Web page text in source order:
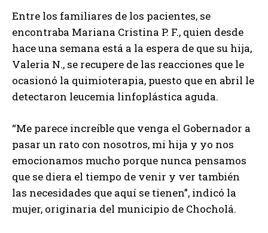
Entre los familiares de los pacientes, se
encontraba Mariana Cristina P. F., quien desde
hace una semana está a la espera de que su hija,
Valeria N., se recupere de las reacciones que le
ocasionó la quimioterapia, puesto que en abril le
detectaron leucemia linfoplástica aguda.
“Me parece increíble que venga el Gobernador a
pasar un rato con nosotros, mi hija y yo nos
emocionamos mucho porque nunca pensamos
que se diera el tiempo de venir y ver también
las necesidades que aquí se tienen”, indicó la
mujer, originaria del municipio de Chocholá.